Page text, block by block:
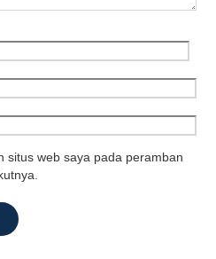
situs web saya pada peramban